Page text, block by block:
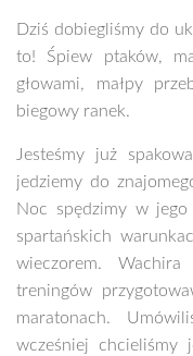
Dziś dobiegliśmy do
to! Śpiew ptaków,
głowami, małpy
biegowy ranek.
Jesteśmy już
jedziemy do
Noc spędzimy w
spartańskich
wieczorem.
treningów
maratonach.
wcześniej chcieliśmy